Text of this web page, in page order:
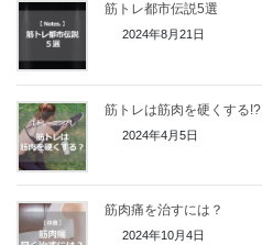
筋トレ都市伝説5選
2024年8月21日
筋トレは筋肉を硬くする!?
2024年4月5日
筋肉痛を治すには？
2024年10月4日